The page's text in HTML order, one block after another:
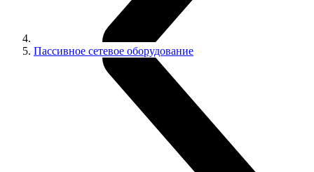
Пассивное сетевое оборудование